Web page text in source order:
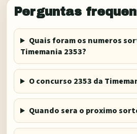
Perguntas
Quais foram os numeros
Timemania 2353?
O concurso 2353 da
Quando sera o proximo